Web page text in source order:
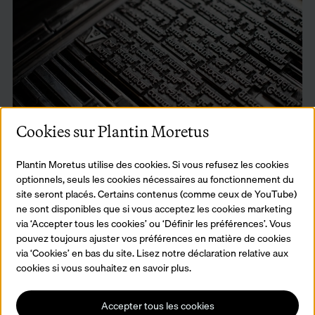
Vous assemblez des caractères dans un composteur, produisez
une page complète et l’imprimez vous-même sur une vraie presse
à imprimer.
En savoir plus
Cookies sur Plantin Moretus
Plantin Moretus utilise des cookies. Si vous refusez les cookies
optionnels, seuls les cookies nécessaires au fonctionnement du
site seront placés. Certains contenus (comme ceux de YouTube)
ne sont disponibles que si vous acceptez les cookies marketing
via ‘Accepter tous les cookies’ ou ‘Définir les préférences’. Vous
pouvez toujours ajuster vos préférences en matière de cookies
via ‘Cookies’ en bas du site. Lisez notre déclaration relative aux
cookies si vous souhaitez en savoir plus.
Accepter tous les cookies